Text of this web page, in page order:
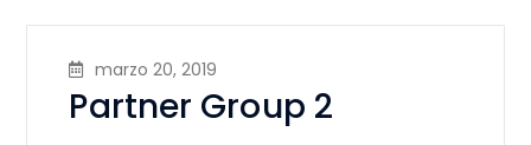
marzo 20, 2019
Partner Group 2